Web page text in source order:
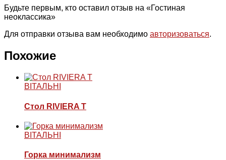
Будьте первым, кто оставил отзыв на «Гостиная
неоклассика»
Для отправки отзыва вам необходимо авторизоваться.
Похожие
ВІТАЛЬНІ
Стол RIVIERA T
ВІТАЛЬНІ
Горка минимализм